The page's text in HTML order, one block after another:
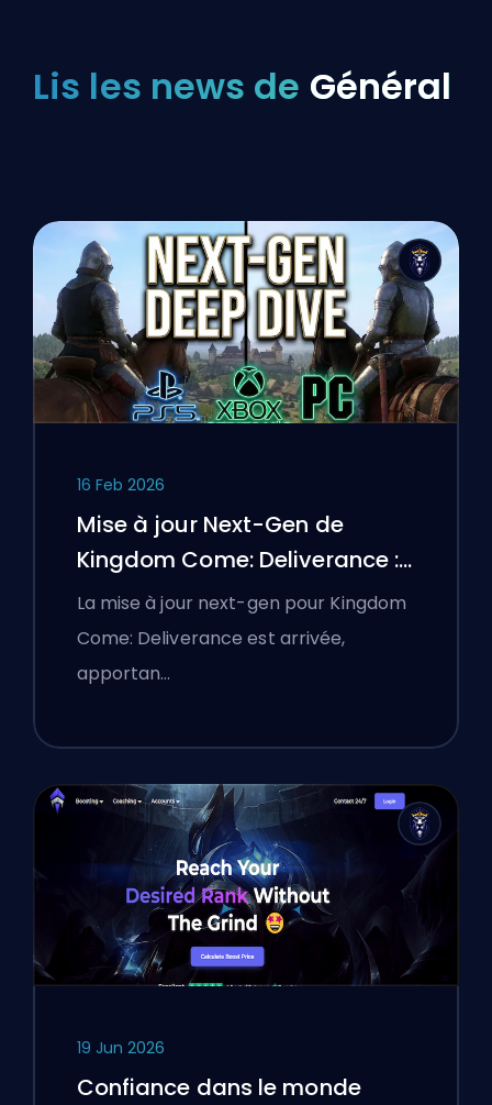
Lis les news de Général
16 Feb 2026
Mise à jour Next-Gen de
Kingdom Come: Deliverance :
Une analyse approfondie
La mise à jour next-gen pour Kingdom
Come: Deliverance est arrivée,
apportan…
19 Jun 2026
Confiance dans le monde